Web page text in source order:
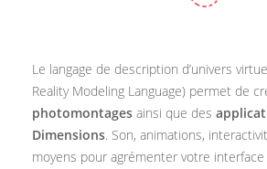
Le langage de description d’univers
Reality Modeling Language) permet de
photomontages ainsi que des
Dimensions. Son, animations,
moyens pour agrémenter votre